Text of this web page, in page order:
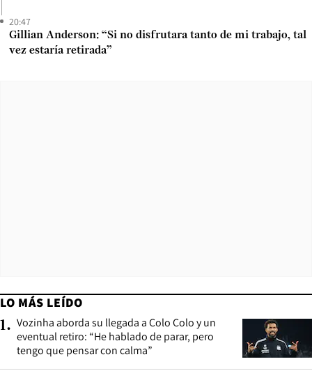
20:47
Gillian Anderson: “Si no disfrutara tanto de mi trabajo, tal
vez estaría retirada”
LO MÁS LEÍDO
1. Vozinha aborda su llegada a Colo Colo y un
eventual retiro: “He hablado de parar, pero
tengo que pensar con calma”